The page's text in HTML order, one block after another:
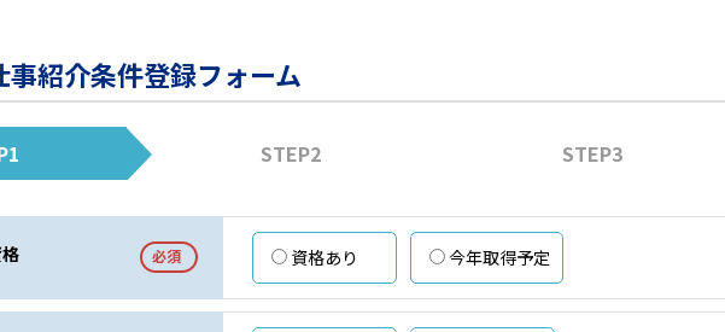
紹介条件登録フォーム
STEP2 STEP3
必須 資格あり 今年取得予定